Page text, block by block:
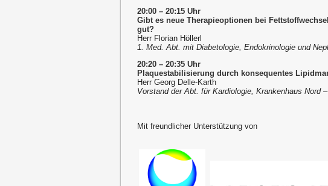
20:00 – 20:15 Uhr
Gibt es neue Therapieoptionen bei
gut?
Herr Florian Höllerl
1. Med. Abt. mit Diabetologie, Endokrinologie und
20:20 – 20:35 Uhr
Plaquestabilisierung durch konsequentes
Herr Georg Delle-Karth
Vorstand der Abt. für Kardiologie, Krankenhaus Nord
Mit freundlicher Unterstützung von